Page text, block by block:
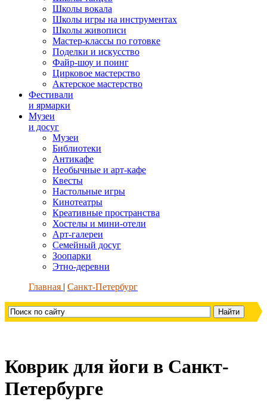
Школы вокала
Школы игры на инструментах
Школы живописи
Мастер-классы по готовке
Поделки и искусство
Файр-шоу и поинг
Цирковое мастерство
Актерское мастерство
Фестивали
и ярмарки
Музеи
и досуг
Музеи
Библиотеки
Антикафе
Необычные и арт-кафе
Квесты
Настольные игры
Кинотеатры
Креативные пространства
Хостелы и мини-отели
Арт-галереи
Семейный досуг
Зоопарки
Этно-деревни
Главная
Санкт-Петербург
Коврик для йоги в Санкт-
Петербурге